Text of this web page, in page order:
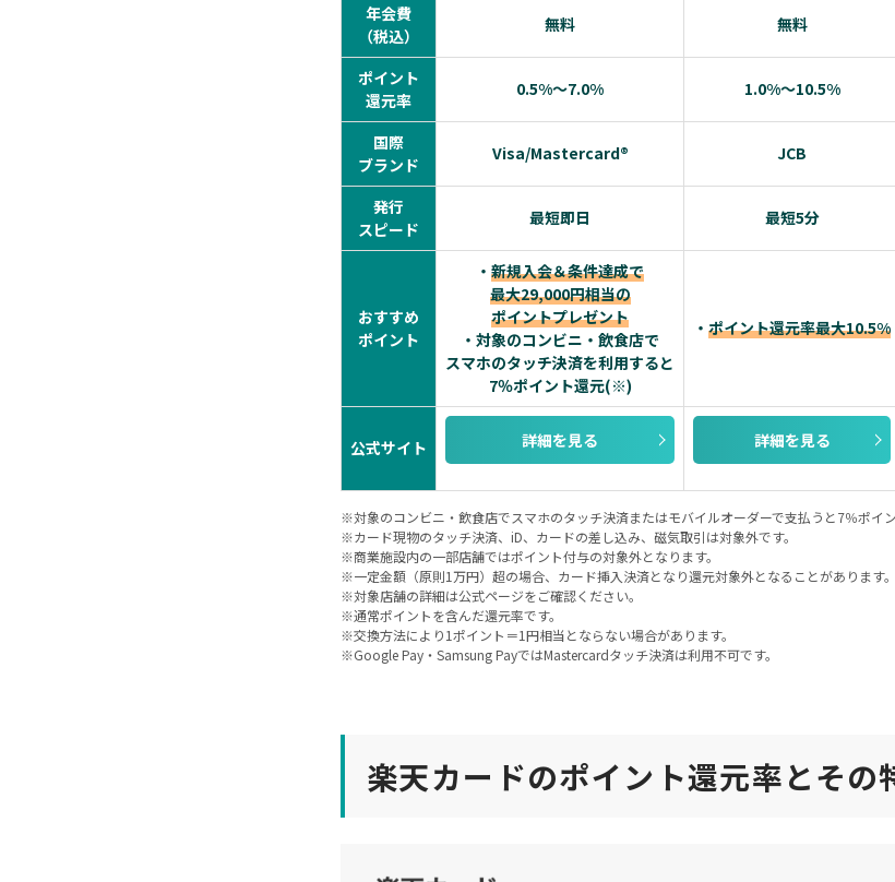
年会費
（税込）
無料 無料
ポイント
還元率
0.5%～7.0% 1.0%～10.5%
国際
ブランド
Visa/Mastercard® JCB
発行
スピード
最短即日 最短5分
おすすめ
ポイント
・ 新規入会＆条件達成で
最大29,000円相当の
ポイントプレゼント
・対象のコンビニ・飲食店で
スマホのタッチ決済を利用すると
7％ポイント還元(※)
・ ポイント還元率最大10.5%
公式サイト 詳細を見る 詳細を見る
※対象のコンビニ・飲食店でスマホのタッチ決済またはモバイルオーダーで支払うと7％ポイ
※カード現物のタッチ決済、iD、カードの差し込み、磁気取引は対象外です。
※商業施設内の一部店舗ではポイント付与の対象外となります。
※一定金額（原則1万円）超の場合、カード挿入決済となり還元対象外となることがあります。
※対象店舗の詳細は公式ページをご確認ください。
※通常ポイントを含んだ還元率です。
※交換方法により1ポイント＝1円相当とならない場合があります。
※Google Pay・Samsung PayではMastercardタッチ決済は利用不可です。
楽天カードのポイント還元率とその